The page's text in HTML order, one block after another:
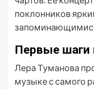
поклонников
Первые шаги
Лера Туманова
музыке с самого